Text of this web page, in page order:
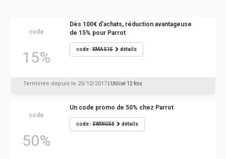
code
15%
Dès 100€ d'achats, réduction avantageuse
de 15% pour Parrot
code :XMAS15 détails
Terminée depuis le 25/12/2017 | Utilisé 12 fois
code
50%
Un code promo de 50% chez Parrot
code :SWING50 détails